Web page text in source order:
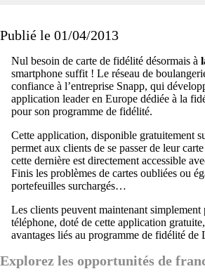
Publié le 01/04/2013
Nul besoin de carte de fidélité désormais à
smartphone suffit ! Le réseau de
confiance à l’entreprise Snapp, qui
application leader en Europe dédiée à la
pour son programme de fidélité.
Cette application, disponible gratuitement
permet aux clients de se passer de leur
cette dernière est directement accessible
Finis les problèmes de cartes oubliées ou
portefeuilles surchargés…
Les clients peuvent maintenant simplement
téléphone, doté de cette application
avantages liés au programme de fidélité de
Explorez les opportunités de